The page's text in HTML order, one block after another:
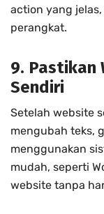
action yang
perangkat.
9. Pastikan
Sendiri
Setelah website
mengubah teks,
menggunakan
mudah, seperti
website tanpa